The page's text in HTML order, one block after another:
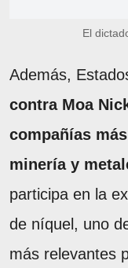
El
Además,
contra Moa
compañías
minería y
participa en la
de níquel, uno
más relevantes